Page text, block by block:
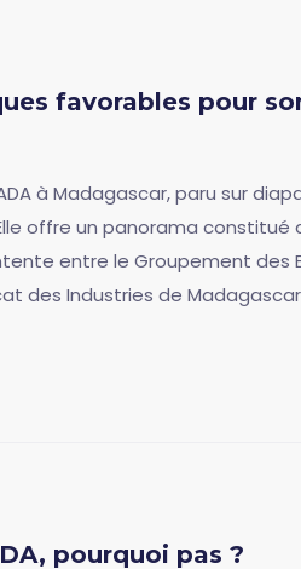
favorables pour
à Madagascar, paru sur
offre un panorama
entre le Groupement des
des Industries de Madagascar
pourquoi pas ?